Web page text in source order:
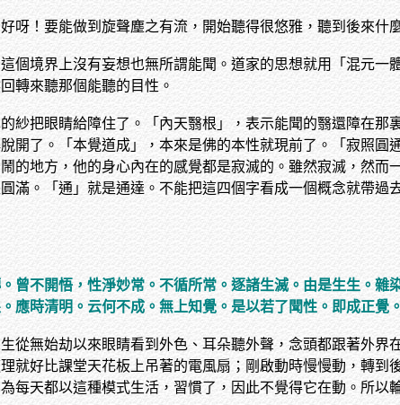
呀！要能做到旋聲塵之有流，開始聽得很悠雅，聽到後來什
個境界上沒有妄想也無所謂能聞。道家的思想就用「混元
轉來聽那個能聽的目性。
紗把眼睛給障住了。「內天翳根」，表示能聞的翳還障在
開了。「本覺道成」，本來是佛的本性就現前了。「寂照圓
的地方，他的身心內在的感覺都是寂滅的。雖然寂滅，然而
滿。「通」就是通達。不能把這四個字看成一個概念就帶過
曾不開悟，性淨妙常。不循所常。逐諸生滅。由是生生。雜
應時清明。云何不成。無上知覺。是以若了聞性。即成正覺
從無始劫以來眼睛看到外色、耳朵聽外聲，念頭都跟著外界
就好比課堂天花板上吊著的電風扇；剛啟動時慢慢動，轉到
每天都以這種模式生活，習慣了，因此不覺得它在動。所以